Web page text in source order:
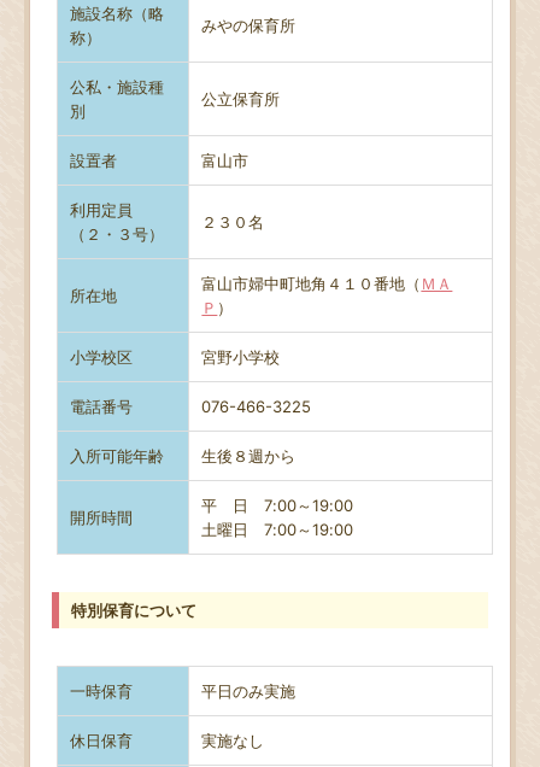
施設名称（略
称）
みやの保育所
公私・施設種
別
公立保育所
設置者 富山市
利用定員
（２・３号）
２３０名
所在地
富山市婦中町地角４１０番地（ ＭＡ
Ｐ ）
小学校区 宮野小学校
電話番号 076-466-3225
入所可能年齢 生後８週から
開所時間
平 日 7:00～19:00
土曜日7:00～19:00
特別保育について
一時保育 平日のみ実施
休日保育 実施なし